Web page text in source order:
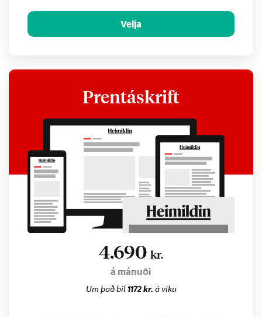
Velja
Prentáskrift
4.690 kr.
á mánuði
Um það bil1172 kr. á viku